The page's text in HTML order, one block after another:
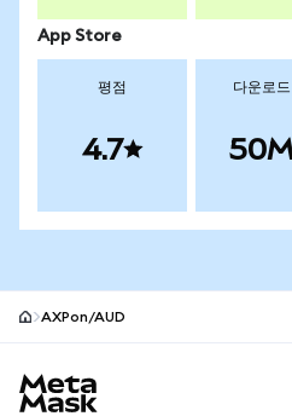
App Store
평점
4.7
다운로드
AXPon/AUD